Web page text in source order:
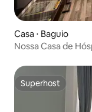
Casa ⋅ Baguio
Nossa Casa de
Superhost
Superhost